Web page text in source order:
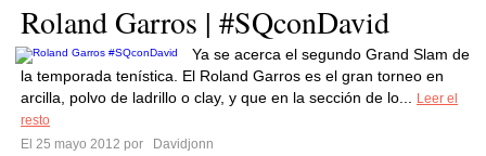
Roland Garros | #SQconDavid
Ya se acerca el segundo Grand Slam de
la temporada tenística. El Roland Garros es el gran torneo en
arcilla, polvo de ladrillo o clay, y que en la sección de lo...
Leer el
resto
El 25 mayo 2012 por
Davidjonn